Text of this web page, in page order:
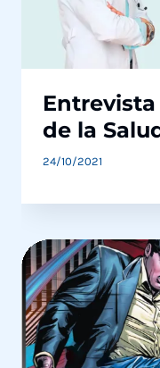
de la
24/10/2021